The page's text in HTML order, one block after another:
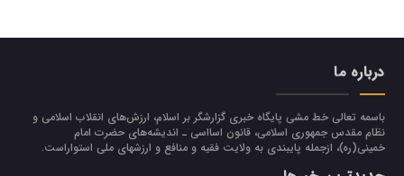
درباره ما
باسمه تعالی خط مشی پایگاه خبری گزارشگر بر اسلام، ارزش‌هاي انقلاب اسلامي و
نظام مقدس جمهوري اسلامي، قانون اسااسی ـ انديشه‌هاي حضرت امام
خميني(ره)، ازجمله پایبندی به ولايت فقيه و منافع و ارزشهاي ملي استواراست.